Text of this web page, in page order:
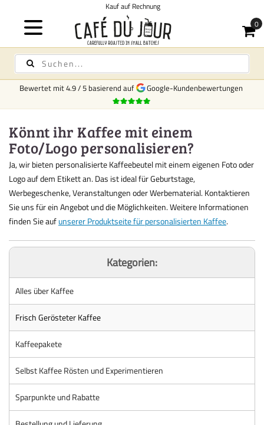
Kauf auf Rechnung
Bewertet mit4.9/5 basierend auf Google-Kundenbewertungen
Könnt ihr Kaffee mit einem
Foto/Logo personalisieren?
Ja, wir bieten personalisierte Kaffeebeutel mit einem eigenen Foto oder
Logo auf dem Etikett an. Das ist ideal für Geburtstage,
Werbegeschenke, Veranstaltungen oder Werbematerial. Kontaktieren
Sie uns für ein Angebot und die Möglichkeiten. Weitere Informationen
finden Sie aufunserer Produktseite für personalisierten Kaffee.
Kategorien:
Alles über Kaffee
Frisch Gerösteter Kaffee
Kaffeepakete
Selbst Kaffee Rösten und Experimentieren
Sparpunkte und Rabatte